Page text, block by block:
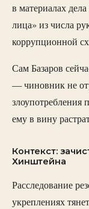
в материалах
лица» из числа
коррупционной
Сам Базаров
— чиновник не
ему в вину
Контекст:
Хинштейна
Расследование
укреплениях